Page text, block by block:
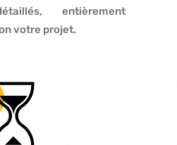
entièrement
votre projet.